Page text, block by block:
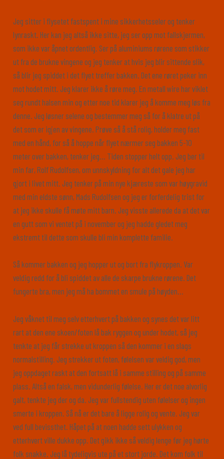
Jeg sitter i flysetet fastspent i mine sikkerhetsseler og tenker
lynraskt. Her kan jeg altså ikke sitte, jeg ser opp mot fallskjermen,
som ikke var åpnet ordentlig. Ser på aluminiums rørene som stikker
ut fra de brukne vingene og jeg tenker at hvis jeg blir sittende slik,
så blir jeg spiddet i det flyet treffer bakken. Det ene røret peker inn
mot hodet mitt. Jeg klarer ikke å røre meg. En metall wire har viklet
seg rundt halsen min og etter noe tid klarer jeg å komme meg løs fra
denne. Jeg løsner selene og bestemmer meg så for å klatre ut på
det som er igjen av vingene. Prøve så å stå rolig, holder meg fast
med en hånd, for så å hoppe når flyet nærmer seg bakken 5-10
meter over bakken, tenker jeg… Tiden stopper helt opp. Jeg ber til
min far, Rolf Rudolfsen, om unnskyldning for alt det gale jeg har
gjort i livet mitt. Jeg tenker på min nye kjæreste som var høygravid
med min eldste sønn, Mads Rudolfsen og jeg er forferdelig trist for
at jeg ikke skulle få møte mitt barn. Jeg visste allerede da at det var
en gutt som vi ventet på i november og jeg hadde gledet meg
ekstremt til dette som skulle bli min komplette familie.
Så kommer bakken og jeg hopper ut og bort fra flykroppen. Var
veldig redd for å bli spiddet av alle de skarpe brukne rørene. Det
fungerte bra, men jeg må ha bommet en smule på høyden…
Jeg våknet til meg selv etterhvert på bakken og synes det var litt
rart at den ene skoen/foten lå bak ryggen og under hodet, så jeg
tenkte at jeg får strekke ut kroppen så den kommer i en slags
normalstilling. Jeg strekker ut foten, følelsen var veldig god, men
jeg oppdaget raskt at den fortsatt lå i samme stilling og på samme
plass. Altså en falsk, men vidunderlig følelse. Her er det noe alvorlig
galt, tenkte jeg der og da. Jeg var fullstendig uten følelser og ingen
smerte i kroppen. Så nå er det bare å ligge rolig og vente. Jeg var
ved full bevissthet. Håpet på at noen hadde sett ulykken og
etterhvert ville dukke opp. Det gikk ikke så veldig lenge før jeg hørte
folk snakke. Jeg lå tydeligvis ute på et stort jorde. Det kom folk til